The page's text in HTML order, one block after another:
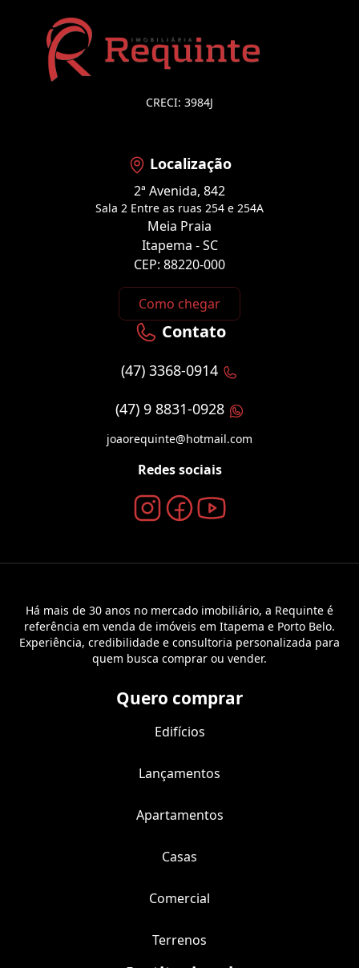
CRECI: 3984J
Localização
2ª Avenida, 842
Sala 2 Entre as ruas 254 e 254A
Meia Praia
Itapema - SC
CEP: 88220-000
Como chegar
Contato
(47) 3368-0914
(47) 9 8831-0928
joaorequinte@hotmail.com
Redes sociais
Há mais de 30 anos no mercado imobiliário, a Requinte é
referência em venda de imóveis em Itapema e Porto Belo.
Experiência, credibilidade e consultoria personalizada para
quem busca comprar ou vender.
Quero comprar
Edifícios
Lançamentos
Apartamentos
Casas
Comercial
Terrenos